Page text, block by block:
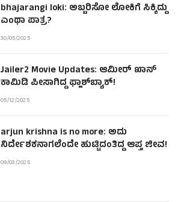
bhajarangi loki: ಅಬ್ಬರಿಸೋ ಲೋಕಿಗೆ ಸಿಕ್ಕಿದ್ದು
ಎಂಥಾ ಪಾತ್ರ?
30/05/2025
Jailer2 Movie Updates: ಆಮೀರ್ ಖಾನ್
ಕಾಮಿಡಿ ಪೀಸಾಗಿದ್ದ ಫ್ಲಾಶ್‌ಬ್ಯಾಕ್!
05/12/2025
arjun krishna is no more: ಅದು
ನಿರ್ದೇಶಕನಾಗಲೆಂದೇ ಹುಟ್ಟಿದಂತಿದ್ದ ಆಪ್ತ ಜೀವ!
09/03/2025